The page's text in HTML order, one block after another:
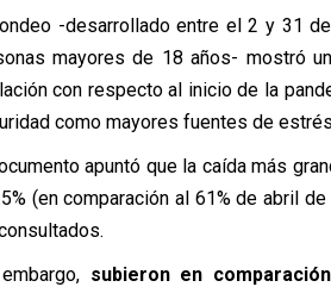
-desarrollado entre el 2 y 31
mayores de 18 años- mostró
con respecto al inicio de la
como mayores fuentes de
apuntó que la caída más
(en comparación al 61% de abril
subieron en